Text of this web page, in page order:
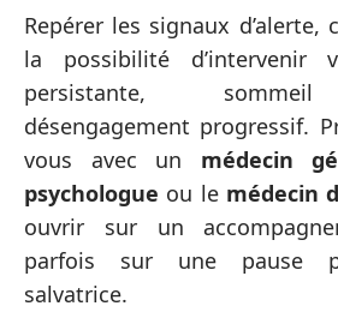
Repérer les signaux d’alerte,
la possibilité d’intervenir
persistante,
désengagement progressif.
vous avec un médecin
psychologue ou le médecin
ouvrir sur un
parfois sur une pause
salvatrice.